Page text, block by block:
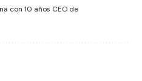
con 10 años CEO de